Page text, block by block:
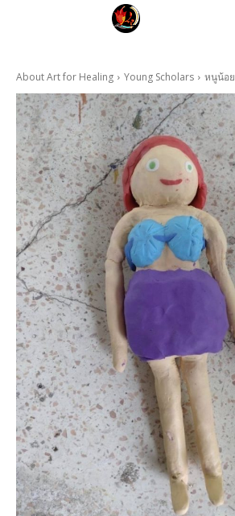
About Art for Healing Young Scholars หนูน้อ